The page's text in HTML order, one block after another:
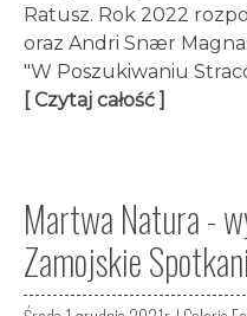
Ratusz. Rok 2022
oraz Andri Snær
"W Poszukiwaniu
[ Czytaj całość ]
Martwa Natura -
Zamojskie